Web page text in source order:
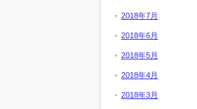
2018年7月
2018年6月
2018年5月
2018年4月
2018年3月